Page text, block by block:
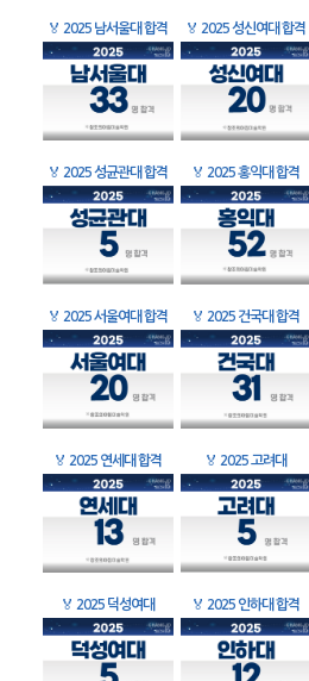
🏅 2025 남서울대 합격 🏅 2025 성신여대 합격
🏅 2025 성균관대 합격 🏅 2025 홍익대 합격
🏅 2025 서울여대 합격 🏅 2025 건국대 합격
🏅 2025 연세대 합격 🏅 2025 고려대
🏅 2025 덕성여대 🏅 2025 인하대 합격